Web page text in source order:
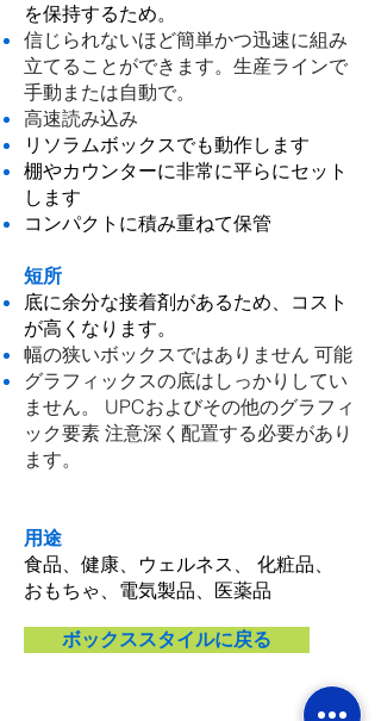
を保持するため。
信じられないほど簡単かつ迅速に組み
立てることができます。生産ラインで
手動または自動で。
高速読み込み
リソラムボックスでも動作します
棚やカウンターに非常に平らにセット
します
コンパクトに積み重ねて保管
短所
底に余分な接着剤があるため、コスト
が高くなります。
幅の狭いボックスではありません 可能
グラフィックスの底はしっかりしてい
ません。 UPCおよびその他のグラフィ
ック要素 注意深く配置する必要があり
ます。
用途
食品、健康、 ウェルネス、
化粧品、
おもちゃ、電気製品、医薬品
ボックススタイルに戻る